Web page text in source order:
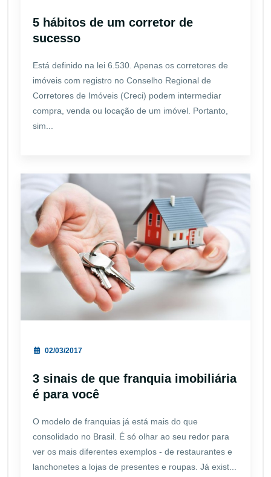
5 hábitos de um corretor de
sucesso
Está definido na lei 6.530. Apenas os corretores de
imóveis com registro no Conselho Regional de
Corretores de Imóveis (Creci) podem intermediar
compra, venda ou locação de um imóvel. Portanto,
sim...
02/03/2017
3 sinais de que franquia imobiliária
é para você
O modelo de franquias já está mais do que
consolidado no Brasil. É só olhar ao seu redor para
ver os mais diferentes exemplos - de restaurantes e
lanchonetes a lojas de presentes e roupas. Já exist...